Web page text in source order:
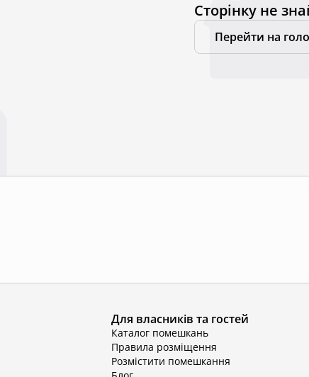
Сторінку не
Перейти на
Для власників та гостей
Каталог помешкань
Правила розміщення
Розмістити помешкання